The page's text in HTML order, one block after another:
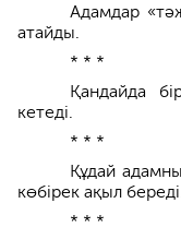
Адамдар
атайды.
* * *
Қандайда
кетеді.
* * *
Құдай
көбірек ақыл
* * *